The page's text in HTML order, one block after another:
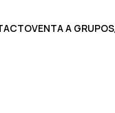
VENTA A GRUPOS